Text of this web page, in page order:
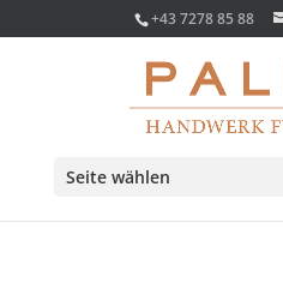
+43 7278 85 88
Seite wählen